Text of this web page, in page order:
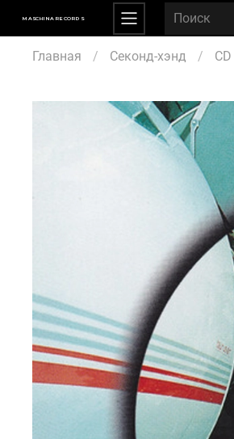
MASCHINA RECORDS
Главная
Секонд-хэнд CD